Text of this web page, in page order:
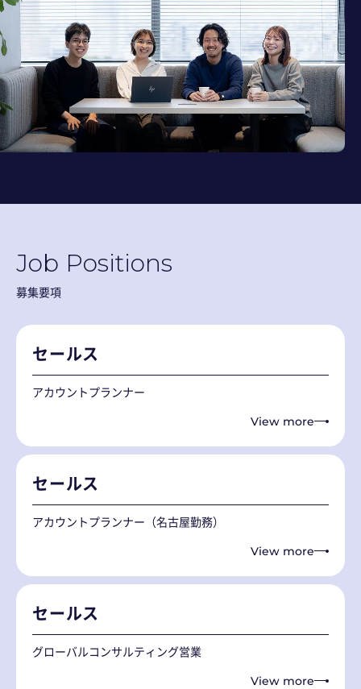
Job Positions
募集要項
セールス
アカウントプランナー
View more
セールス
アカウントプランナー（名古屋勤務）
View more
セールス
グローバルコンサルティング営業
View more